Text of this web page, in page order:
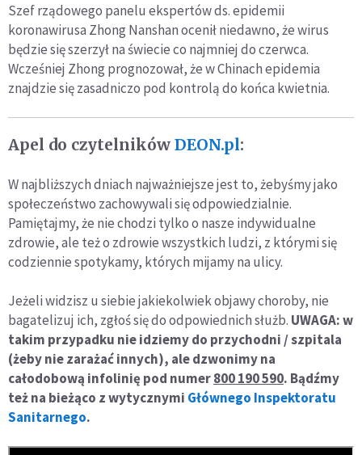
Szef rządowego panelu ekspertów ds. epidemii
koronawirusa Zhong Nanshan ocenił niedawno, że wirus
będzie się szerzył na świecie co najmniej do czerwca.
Wcześniej Zhong prognozował, że w Chinach epidemia
znajdzie się zasadniczo pod kontrolą do końca kwietnia.
Apel do czytelników DEON.pl:
W najbliższych dniach najważniejsze jest to, żebyśmy jako
społeczeństwo zachowywali się odpowiedzialnie.
Pamiętajmy, że nie chodzi tylko o nasze indywidualne
zdrowie, ale też o zdrowie wszystkich ludzi, z którymi się
codziennie spotykamy, których mijamy na ulicy.
Jeżeli widzisz u siebie jakiekolwiek objawy choroby, nie
bagatelizuj ich, zgłoś się do odpowiednich służb. UWAGA: w
takim przypadku nie idziemy do przychodni / szpitala
(żeby nie zarażać innych), ale dzwonimy na
całodobową infolinię pod numer800 190 590. Bądźmy
też na bieżąco z wytycznymi Głównego Inspektoratu
Sanitarnego.